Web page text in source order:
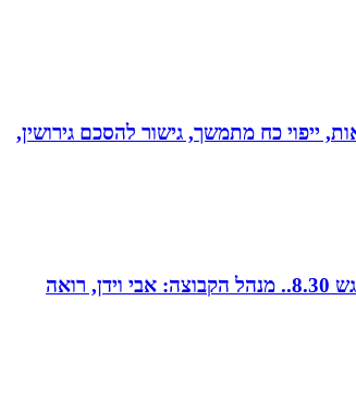
ייפוי כח מתמשך, גישור להסכם גירושין,
קבוצת נטוורקינג זומית קטנה ואיכותית. בין המשכימות ראשונות. נפגשת בימי חמישי אחת לשבועיים החל משעה 8.00. שעת פתיחת המפגש 8.30.. מנהל הקבוצה: אבי וידן, רואה